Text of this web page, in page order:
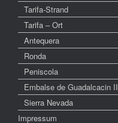
Tarifa-Strand
Tarifa – Ort
Antequera
Ronda
Peniscola
Embalse de Guadalcacin II
Sierra Nevada
Impressum